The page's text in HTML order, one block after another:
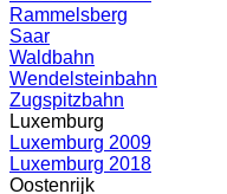
Rammelsberg
Saar
Waldbahn
Wendelsteinbahn
Zugspitzbahn
Luxemburg
Luxemburg 2009
Luxemburg 2018
Oostenrijk